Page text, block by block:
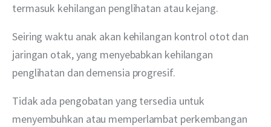
termasuk kehilangan penglihatan atau kejang.
Seiring waktu anak akan kehilangan kontrol otot dan
jaringan otak, yang menyebabkan kehilangan
penglihatan dan demensia progresif.
Tidak ada pengobatan yang tersedia untuk
menyembuhkan atau memperlambat perkembangan